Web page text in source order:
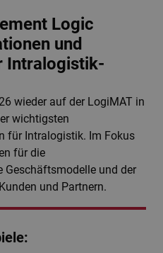
Logic
und
Intralogistik-
wieder auf der LogiMAT in
wichtigsten
für Intralogistik. Im Fokus
für die
Geschäftsmodelle und der
und Partnern.